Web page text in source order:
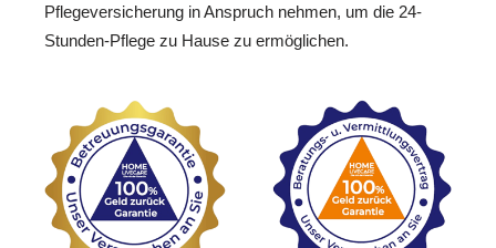
Pflegeversicherung in Anspruch nehmen, um die 24-
Stunden-Pflege zu Hause zu ermöglichen.